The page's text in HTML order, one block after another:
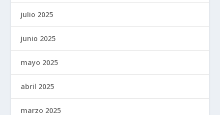
julio 2025
junio 2025
mayo 2025
abril 2025
marzo 2025